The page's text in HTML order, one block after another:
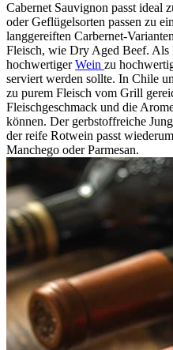
Cabernet Sauvignon passt ideal
oder Geflügelsorten passen zu
langgereiften Carbernet-
Fleisch, wie Dry Aged Beef. Als
hochwertigerWein zu
serviert werden sollte. In Chile
zu purem Fleisch vom Grill
Fleischgeschmack und die
können. Der gerbstoffreiche
der reife Rotwein passt
Manchego oder Parmesan.